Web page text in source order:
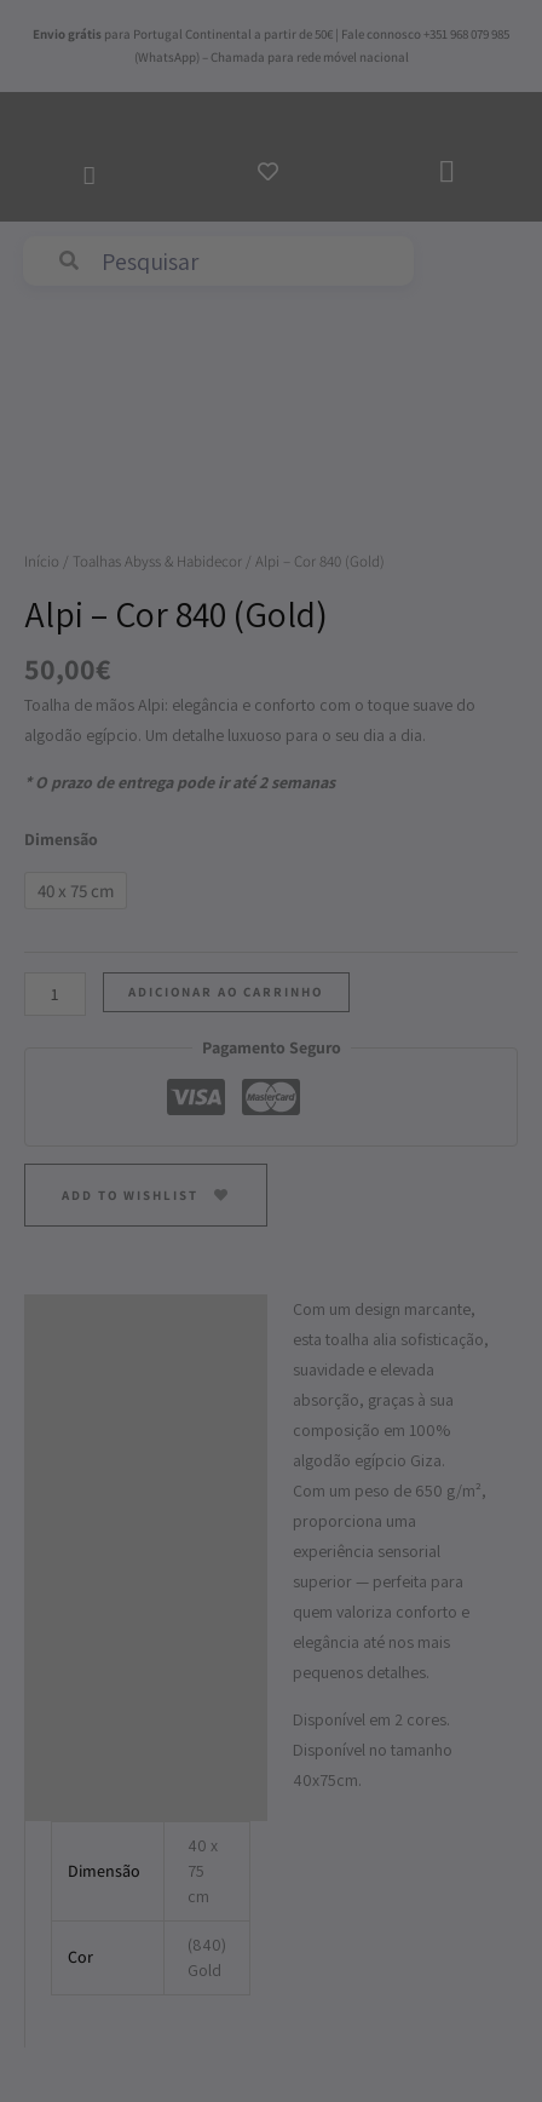
Envio grátis para Portugal Continental a partir de 50€ | Fale connosco +351 968 079 985
(WhatsApp) – Chamada para rede móvel nacional
AO
Início / Toalhas Abyss & Habidecor / Alpi – Cor 840 (Gold)
Alpi – Cor 840 (Gold)
50,00€
Toalha de mãos Alpi: elegância e conforto com o toque suave do
algodão egípcio. Um detalhe luxuoso para o seu dia a dia.
* O prazo de entrega pode ir até 2 semanas
Dimensão
40 x 75 cm
840
(Gold)
ADICIONAR AO CARRINHO
Pagamento Seguro
ADD TO WISHLIST
Com um design marcante,
esta toalha alia sofisticação,
suavidade e elevada
absorção, graças à sua
composição em 100%
algodão egípcio Giza.
Com um peso de 650 g/m²,
proporciona uma
experiência sensorial
superior — perfeita para
quem valoriza conforto e
elegância até nos mais
pequenos detalhes.
Disponível em 2 cores.
Disponível no tamanho
40x75cm.
Dimensão
40 x
75
cm
Cor
(840)
Gold